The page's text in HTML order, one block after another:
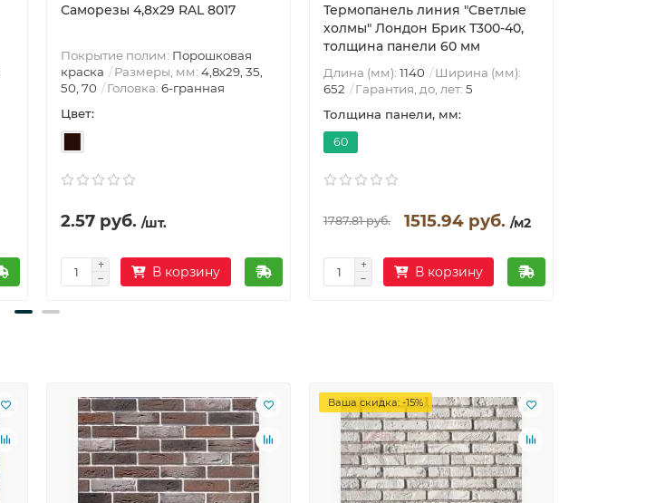
Саморезы 4,8х29 RAL 8017
Покрытие полим: Порошковая
краска
Размеры, мм: 4,8х29, 35,
50, 70
Головка: 6-гранная
Цвет:
2.57 руб. /шт.
В корзину
Термопанель линия "Светлые
холмы" Лондон Брик Т300-40,
толщина панели 60 мм
Длина (мм): 1140
Ширина (мм):
652
Гарантия, до, лет: 5
Толщина панели, мм:
60
1787.81 руб. 1515.94 руб. /м2
В корзину
Ваша скидка: -15%